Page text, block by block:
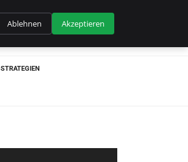
Ablehnen Akzeptieren